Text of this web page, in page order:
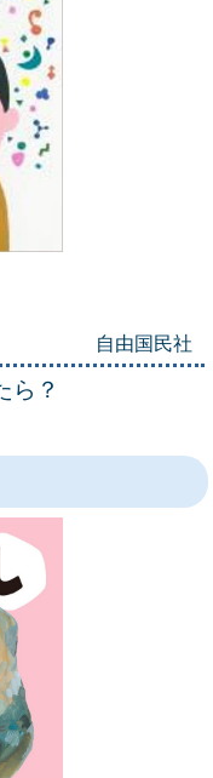
自由国民社
ら？